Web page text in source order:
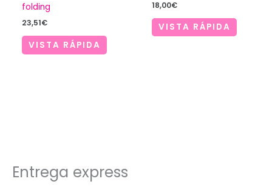
folding
23,51€
VISTA RÁPIDA
18,00€
VISTA RÁPIDA
Entrega express